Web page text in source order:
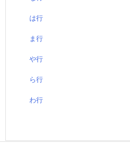
は行
ま行
や行
ら行
わ行